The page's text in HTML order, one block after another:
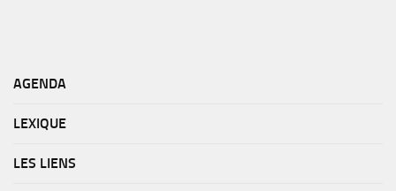
AGENDA
LEXIQUE
LES LIENS